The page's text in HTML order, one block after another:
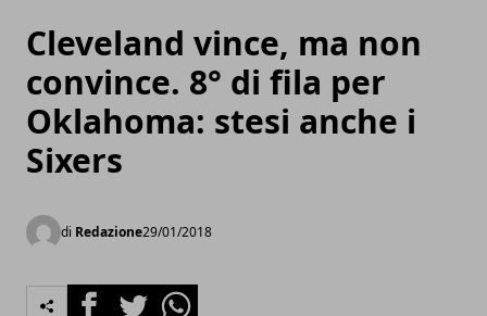
Cleveland vince, ma non
convince. 8° di fila per
Oklahoma: stesi anche i
Sixers
di Redazione29/01/2018
FacebookTwitterWhatsapp